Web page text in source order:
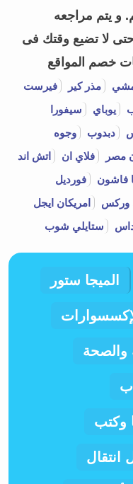
ممتاز لعشاق القهوة
الغنية. سواء كنت
القهوة التركية، فإن
بن
ستلبي توقعاتك
إلى تجربة شرب
الأنواع المميزة من
لحظة قضيتها في
ابو عوف بنسيضمن
بالمنتجات
المال الخاص بك. قم
الآن واحصل
بن للاستفادة من
و يتم مراجعه
حتى لا تضيع وقتك فى
خصم المواقع
مذر كير
فيرست
يوباي
سيفورا
دبدوب
وجوه
مصر فلاي ان
اتش اند
فاشون
فورديل
وركس
امريكان ايجل
ستايلي شوب
الميجا ستور
والصحة
وكتب
انتقال